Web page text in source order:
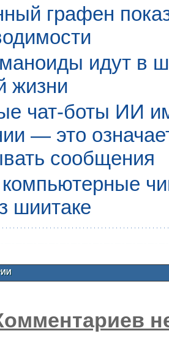
графен
идут в
жизни
чат-боты ИИ
— это
сообщения
компьютерные
шиитаке